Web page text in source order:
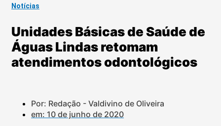
Notícias
Unidades Básicas de Saúde de
Águas Lindas retomam
atendimentos odontológicos
Por: Redação - Valdivino de Oliveira
em: 10 de junho de 2020